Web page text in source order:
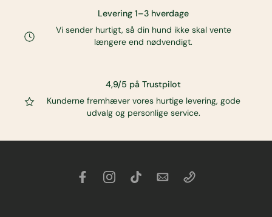
Levering 1–3 hverdage
Vi sender hurtigt, så din hund ikke skal vente
længere end nødvendigt.
4,9/5 på Trustpilot
Kunderne fremhæver vores hurtige levering, gode
udvalg og personlige service.